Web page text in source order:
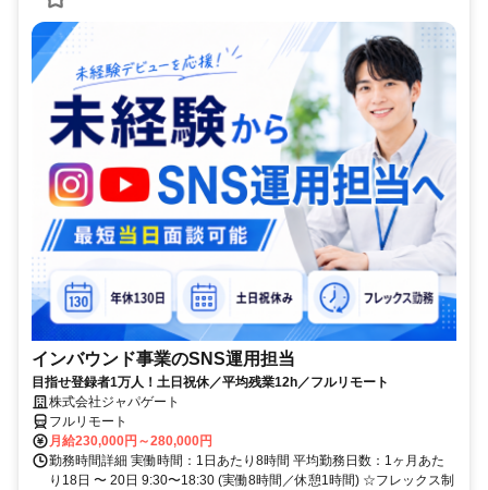
インバウンド事業のSNS運用担当
目指せ登録者1万人！土日祝休／平均残業12h／フルリモート
株式会社ジャパゲート
フルリモート
月給230,000円～280,000円
勤務時間詳細 実働時間：1日あたり8時間 平均勤務日数：1ヶ月あた
り18日 〜 20日 9:30〜18:30 (実働8時間／休憩1時間) ☆フレックス制